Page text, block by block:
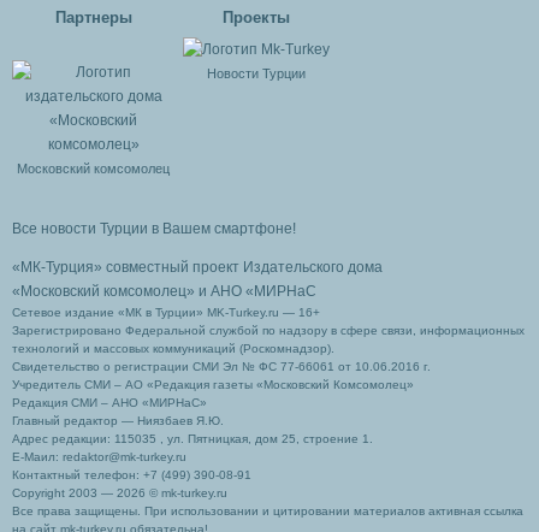
Партнеры
Московский комсомолец
Проекты
Новости Турции
Все новости Турции в Вашем смартфоне!
«МК-Турция» совместный проект Издательского дома
«Московский комсомолец» и АНО «МИРНаС
Сетевое издание «МК в Турции» MK-Turkey.ru — 16+
Зарегистрировано Федеральной службой по надзору в сфере связи, информационных
технологий и массовых коммуникаций (Роскомнадзор).
Свидетельство о регистрации СМИ Эл № ФС 77-66061 от 10.06.2016 г.
Учредитель СМИ – АО «Редакция газеты «Московский Комсомолец»
Редакция СМИ – АНО «МИРНаС»
Главный редактор — Ниязбаев Я.Ю.
Адрес редакции: 115035 , ул. Пятницкая, дом 25, строение 1.
Е-Маил: redaktor@mk-turkey.ru
Контактный телефон: +7 (499) 390-08-91
Copyright 2003 — 2026 © mk-turkey.ru
Все права защищены. При использовании и цитировании материалов активная ссылка
на сайт mk-turkey.ru обязательна!